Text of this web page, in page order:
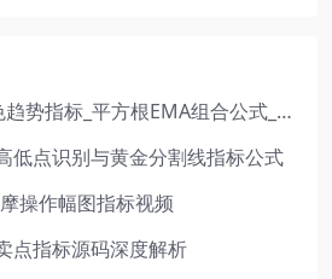
文华财经K线变色趋势指标_平方根EMA组合公式_红绿波段操盘指标源码
低点识别与黄金分割线指标公式
操作幅图指标视频
点指标源码深度解析